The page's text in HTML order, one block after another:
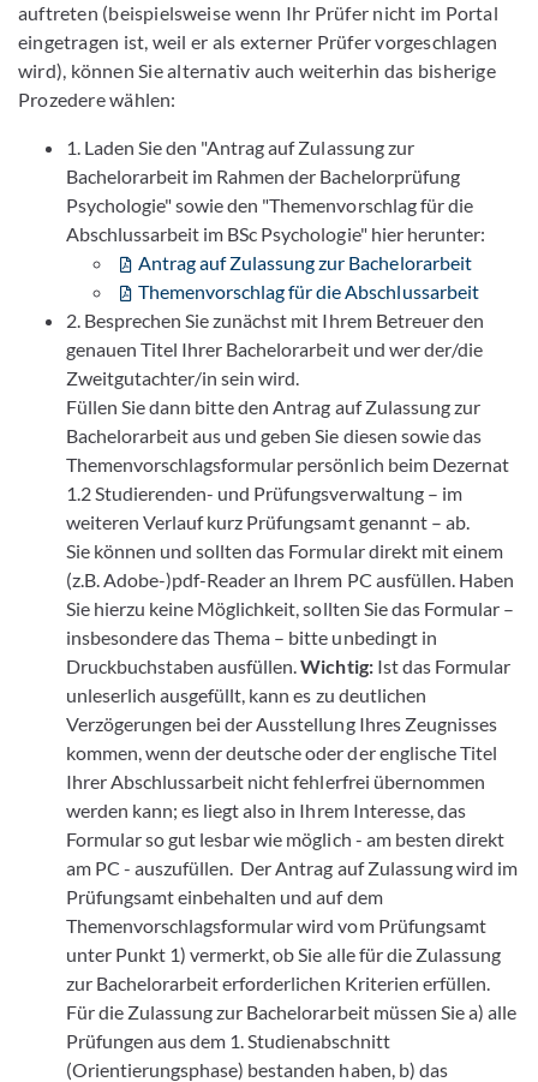
auftreten (beispielsweise wenn Ihr Prüfer nicht im Portal
eingetragen ist, weil er als externer Prüfer vorgeschlagen
wird), können Sie alternativ auch weiterhin das bisherige
Prozedere wählen:
1. Laden Sie den "Antrag auf Zulassung zur
Bachelorarbeit im Rahmen der Bachelorprüfung
Psychologie" sowie den "Themenvorschlag für die
Abschlussarbeit im BSc Psychologie" hier herunter:
Antrag auf Zulassung zur Bachelorarbeit
Themenvorschlag für die Abschlussarbeit
2. Besprechen Sie zunächst mit Ihrem Betreuer den
genauen Titel Ihrer Bachelorarbeit und wer der/die
Zweitgutachter/in sein wird.
Füllen Sie dann bitte den Antrag auf Zulassung zur
Bachelorarbeit aus und geben Sie diesen sowie das
Themenvorschlagsformular persönlich beim Dezernat
1.2 Studierenden- und Prüfungsverwaltung – im
weiteren Verlauf kurz Prüfungsamt genannt – ab.
Sie können und sollten das Formular direkt mit einem
(z.B. Adobe-)pdf-Reader an Ihrem PC ausfüllen. Haben
Sie hierzu keine Möglichkeit, sollten Sie das Formular –
insbesondere das Thema – bitte unbedingt in
Druckbuchstaben ausfüllen.Wichtig:Ist das Formular
unleserlich ausgefüllt, kann es zu deutlichen
Verzögerungen bei der Ausstellung Ihres Zeugnisses
kommen, wenn der deutsche oder der englische Titel
Ihrer Abschlussarbeit nicht fehlerfrei übernommen
werden kann; es liegt also in Ihrem Interesse, das
Formular so gut lesbar wie möglich - am besten direkt
am PC - auszufüllen. Der Antrag auf Zulassung wird im
Prüfungsamt einbehalten und auf dem
Themenvorschlagsformular wird vom Prüfungsamt
unter Punkt 1) vermerkt, ob Sie alle für die Zulassung
zur Bachelorarbeit erforderlichen Kriterien erfüllen.
Für die Zulassung zur Bachelorarbeit müssen Sie a) alle
Prüfungen aus dem 1. Studienabschnitt
(Orientierungsphase) bestanden haben, b) das